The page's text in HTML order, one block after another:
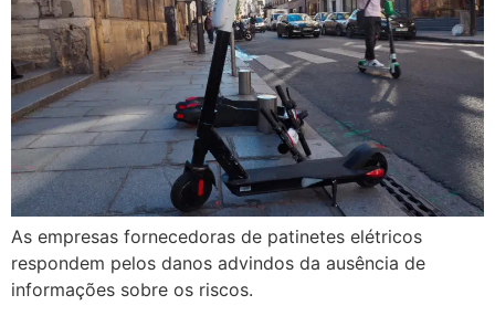
As empresas fornecedoras de patinetes elétricos
respondem pelos danos advindos da ausência de
informações sobre os riscos.